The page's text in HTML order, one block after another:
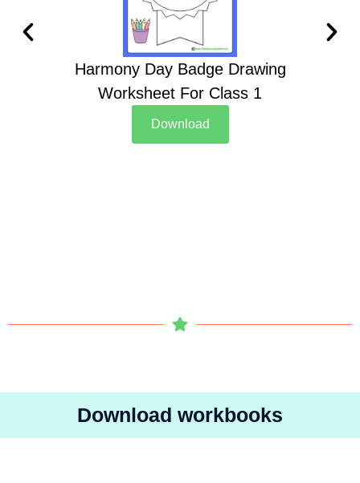
Harmony Day Badge Drawing
Worksheet For Class 1
Download
Download workbooks